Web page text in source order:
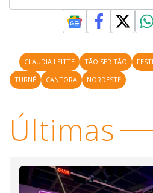
CLAUDIA LEITTE TÃO SER TÃO
TURNÊ
CANTORA NORDESTE
Últimas